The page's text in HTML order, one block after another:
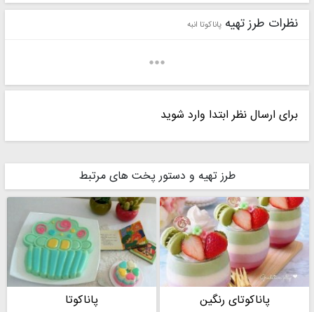
نظرات طرز تهیه پاناکوتا انبه
برای ارسال نظر ابتدا وارد شوید
طرز تهیه و دستور پخت های مرتبط
پاناکوتای رنگین پاناکوتا